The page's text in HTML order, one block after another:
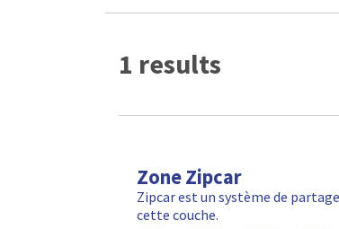
1 results
Zone Zipcar
Zipcar est un système de
cette couche.